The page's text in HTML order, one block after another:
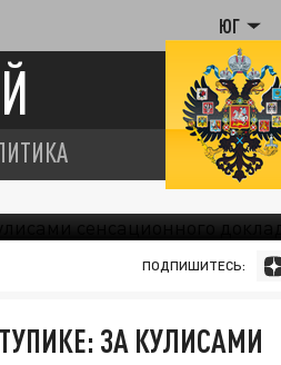
ЮГ
ПОДПИШИТЕСЬ:
ЗА КУЛИСАМИ